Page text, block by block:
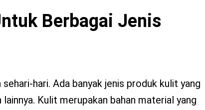
Berbagai Jenis
hari. Ada banyak jenis produk kulit yang
Kulit merupakan bahan material yang